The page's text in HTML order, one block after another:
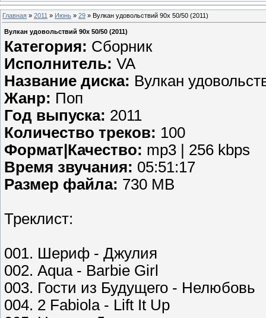
Главная » 2011 » Июнь » 29 » Вулкан удовольствий 90х 50/50 (2011)
Вулкан удовольствий 90х 50/50 (2011)
Категория: Сборник
Исполнитель: VA
Название диска: Вулкан
Жанр: Поп
Год выпуска: 2011
Количество треков: 100
Формат|Качество: mp3 | 256 kbps
Время звучания: 05:51:17
Размер файла: 730 MB
Треклист:
001. Шериф - Джулия
002. Aqua - Barbie Girl
003. Гости из Будущего - Нелюбовь
004. 2 Fabiola - Lift It Up